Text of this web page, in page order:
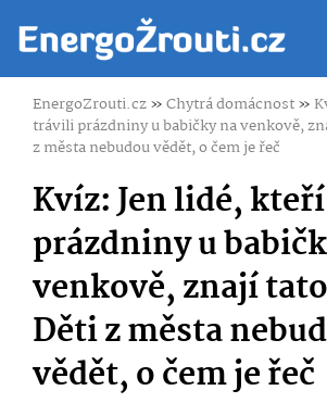
EnergoZrouti.cz»Chytrá domácnost»
trávili prázdniny u babičky na venkově,
z města nebudou vědět, o čem je řeč
Kvíz: Jen lidé,
prázdniny u
venkově, znají
Děti z města
vědět, o čem je řeč